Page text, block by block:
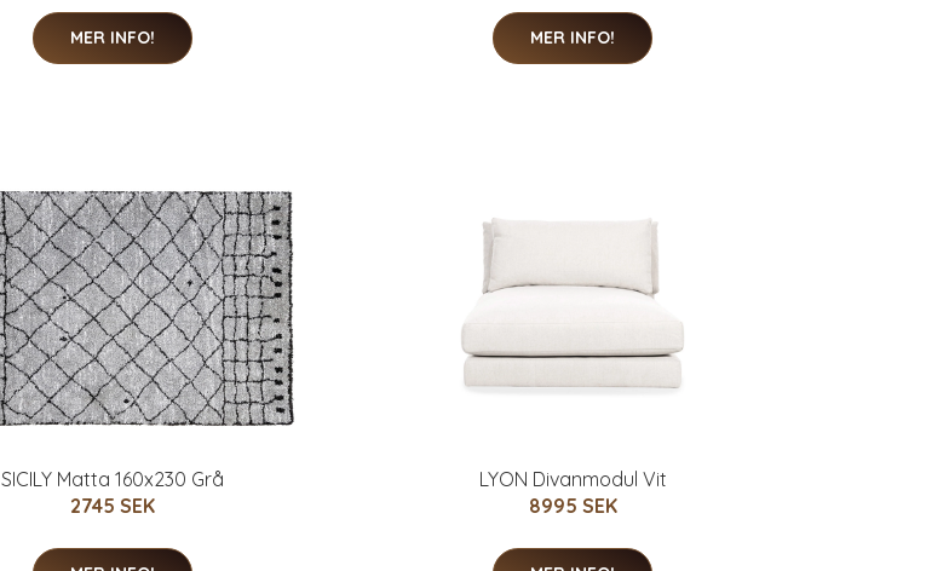
MER INFO! MER INFO!
SICILY Matta 160x230 Grå
2745 SEK
LYON Divanmodul Vit
8995 SEK